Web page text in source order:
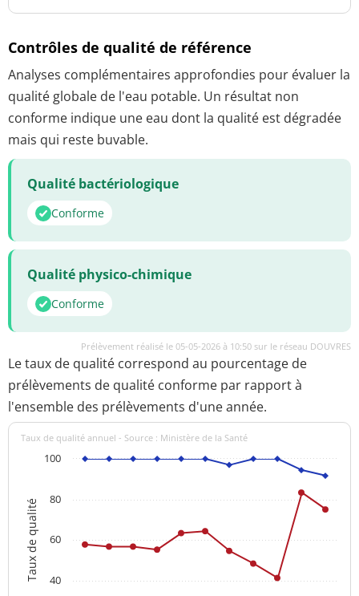
Contrôles de qualité de référence
Analyses complémentaires approfondies pour évaluer la
qualité globale de l'eau potable. Un résultat non
conforme indique une eau dont la qualité est dégradée
mais qui reste buvable.
Qualité bactériologique
Conforme
Qualité physico-chimique
Conforme
Prélèvement réalisé le 05-05-2026 à 10:50 sur le réseau DOUVRES
Le taux de qualité correspond au pourcentage de
prélèvements de qualité conforme par rapport à
l'ensemble des prélèvements d'une année.
Taux de qualité
Taux de qualité annuel - Source : Ministère de la Santé
40
60
80
100